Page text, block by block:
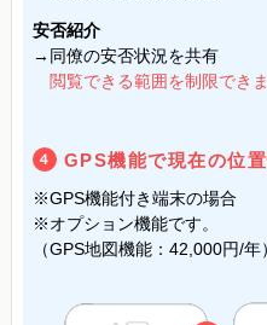
安否紹介
→同僚の安否状況を共有
閲覧できる範囲を制限でき
4 GPS機能で現在の位
※GPS機能付き端末の場合
※オプション機能です。
（GPS地図機能：42,000円/年）